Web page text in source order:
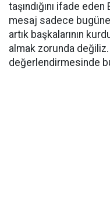
taşındığını ifade
mesaj sadece
artık başkalarının
almak zorunda
değerlendirmesinde